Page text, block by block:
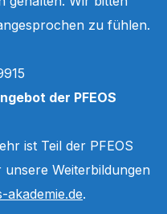
zu fühlen.
der PFEOS
ist Teil der PFEOS
Weiterbildungen
akademie.de.